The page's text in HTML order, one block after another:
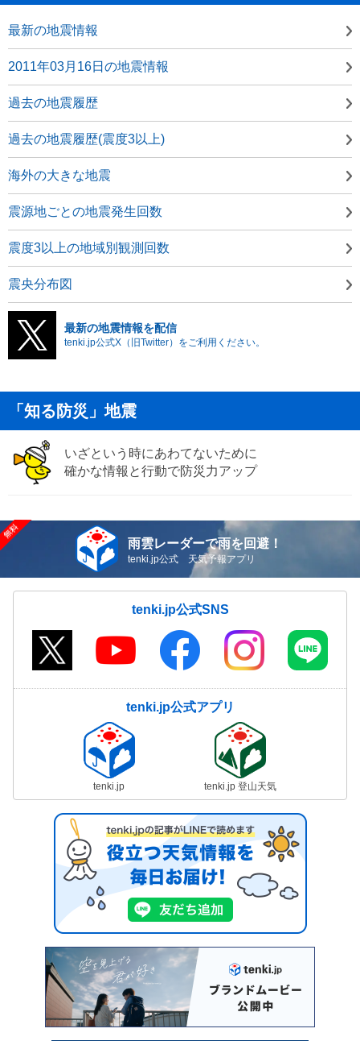
最新の地震情報
2011年03月16日の地震情報
過去の地震履歴
過去の地震履歴(震度3以上)
海外の大きな地震
震源地ごとの地震発生回数
震度3以上の地域別観測回数
震央分布図
最新の地震情報を配信
tenki.jp公式X（旧Twitter）をご利用ください。
「知る防災」地震
いざという時にあわてないために
確かな情報と行動で防災力アップ
雨雲レーダーで雨を回避！
tenki.jp公式 天気予報アプリ
tenki.jp公式SNS
tenki.jp公式アプリ
tenki.jp tenki.jp 登山天気